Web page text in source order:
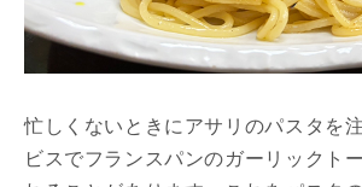
忙しくないときにアサリのパスタを
ビスでフランスパンのガーリックト